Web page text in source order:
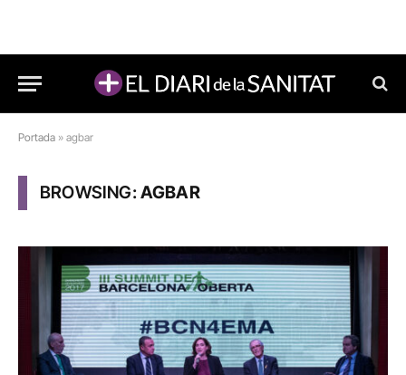
Portada » agbar
BROWSING:AGBAR